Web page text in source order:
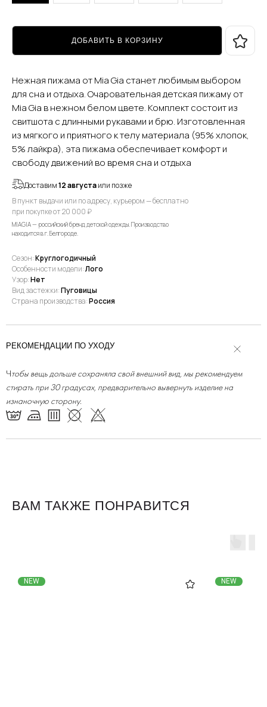
ДОБАВИТЬ В КОРЗИНУ
Нежная пижама от Mia Gia станет любимым выбором
для сна и отдыха. Очаровательная детская пижаму от
Mia Gia в нежном белом цвете. Комплект состоит из
свитшота с длинными рукавами и брю. Изготовленная
из мягкого и приятного к телу материала (95% хлопок,
5% лайкра), эта пижама обеспечивает комфорт и
свободу движений во время сна и отдыха
Доставим12 августаили позже
В пункт выдачи или по адресу, курьером — бесплатно
при покупке от 20 000 ₽
MIAGIA — российский бренд детской одежды. Производство
находится в г. Белгороде.
Сезон:Круглогодичный
Особенности модели:Лого
Узор:Нет
Вид застежки:Пуговицы
Страна производства:Россия
РЕКОМЕНДАЦИИ ПО УХОДУ
Чтобы вещь дольше сохраняла свой внешний вид, мы рекомендуем
стирать при 30 градусах, предварительно вывернуть изделие на
изнаночную сторону.
ВАМ ТАКЖЕ ПОНРАВИТСЯ
NEW NEW
Оплата и доставка
Обмен и возврат